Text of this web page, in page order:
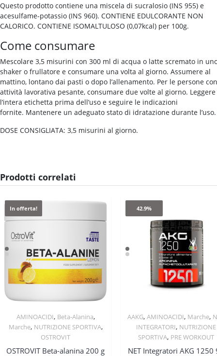
Questo prodotto contiene una miscela di sucralosio (INS 955) e
acesulfame-potassio (INS 960). CONTIENE EDULCORANTE NON
CALORICO. CONTIENE ISOMALTULOSO (0,07kcal) per 100g.
Come consumare
Mescolare 3,5 misurini con 300 ml di acqua o latte scremato in
shaker o frullatore e consumare una volta al giorno. Assumere al
mattino, lontano dai pasti o dopo l’allenamento. Per le persone con
attività lavorativa pesante, consumare due volte al giorno. Leggere
l’intera etichetta prima dell’uso e seguire le indicazioni
fornite. Mantenere un adeguato stato di idratazione durante l’uso.
DOSE CONSIGLIATA: 3,5 misurini al giorno.
Prodotti correlati
In offerta!
Quick View
AMINOACIDI, Beta-Alanina,
Marche, NUTRIZIONE SPORTIVA,
OSTROVIT
OSTROVIT Beta-alanina 200 g
42.9%
Quick View
AAKG,AMINOACIDI, Marche,
INTEGRATORI, NUTRIZIONE
SPORTIVA, PRE WORKOUT
NET Integratori AKG 1250